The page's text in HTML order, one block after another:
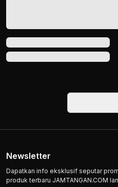
Newsletter
Dapatkan info eksklusif seputar
produk terbaru JAMTANGAN.COM